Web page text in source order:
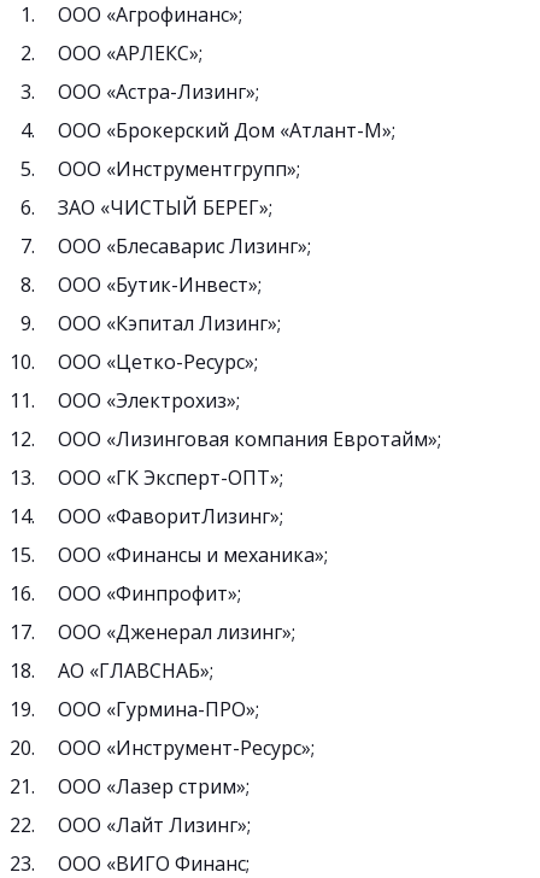
ООО «Агрофинанс»;
ООО «АРЛЕКС»;
ООО «Астра-Лизинг»;
ООО «Брокерский Дом «Атлант-М»;
ООО «Инструментгрупп»;
ЗАО «ЧИСТЫЙ БЕРЕГ»;
ООО «Блесаварис Лизинг»;
ООО «Бутик-Инвест»;
ООО «Кэпитал Лизинг»;
ООО «Цетко-Ресурс»;
ООО «Электрохиз»;
ООО «Лизинговая компания Евротайм»;
ООО «ГК Эксперт-ОПТ»;
ООО «ФаворитЛизинг»;
ООО «Финансы и механика»;
ООО «Финпрофит»;
ООО «Дженерал лизинг»;
АО «ГЛАВСНАБ»;
ООО «Гурмина-ПРО»;
ООО «Инструмент-Ресурс»;
ООО «Лазер стрим»;
ООО «Лайт Лизинг»;
ООО «ВИГО Финанс;